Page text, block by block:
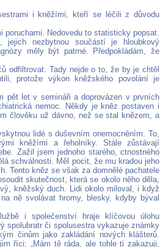
i kněžími, kteří se léčili z důvodu
Nedovedu to statisticky popsat.
jejich nezbytnou součástí je hloubkový
měly být patrné. Předpokládám, že
odfiltrovat. Tady nejde o to, že by je chtěl
protože výkon kněžského povolání je
pět let v semináři a doprovázen v prvních
nemoc. Někdy je kněz postaven i
člověku už dávno, než se stal knězem, a
lidé s duševním onemocněním. To,
kněžími a řeholníky. Stále zůstávají
Zažil jsem jednoho starého, ctnostného
schválnosti. Měl pocit, že mu kradou jeho
Tento kněz se však za domnělé pachatele
skutečnost, která se okolo něho děla,
kněžský duch. Lidi okolo miloval, i když
ně svolávat hromy, blesky, kdyby býval
i společenství hraje klíčovou úlohu
spolubratr či spolusestra vykazuje známky
činům jako zakládání nových klášterů.
říci: „Mám tě ráda, ale tohle ti zakazuji,